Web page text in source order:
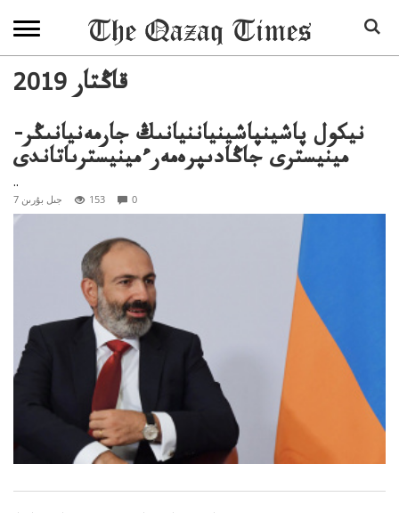
2019 قاڭتار
نيكول پاشينپاشينياننيانىڭ جارمەنيانىڭر-
مينيسترى جاڭادىپرەمەرءمينيسترىاتاندى
..
7 جىل بۇرىن 153 0